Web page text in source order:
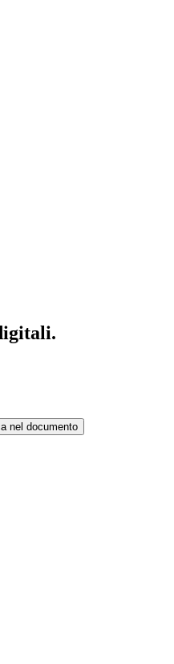
nel documento